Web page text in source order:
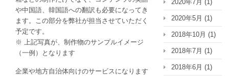
一
括
で
お
こ
な
や中国語、韓国語への翻訳も必要になってき
ます。この部分を弊社が担当させていただく
予定です。
※ 上記写真が、制作物のサンプルイメージ
（一例）となります
企業や地方自治体向けのサービスになります
2020年7月 (1)
2020年5月 (1)
2018年10月 (1)
2018年7月 (1)
2018年6月 (1)